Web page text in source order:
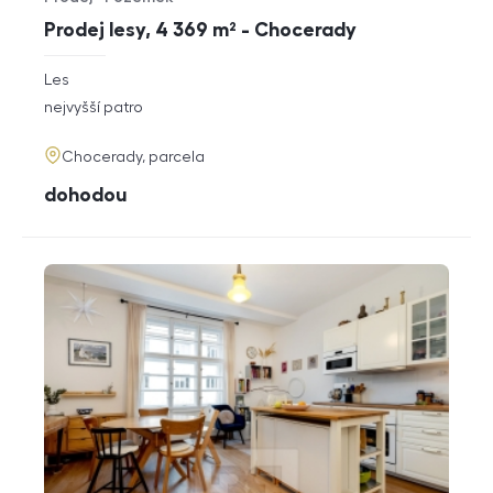
Prodej lesy, 4 369 m² - Chocerady
Typ nabídky
Typ nemovitosti
rozměry
Les
funkce
nejvyšší patro
adresa
Chocerady, parcela
cena
dohodou